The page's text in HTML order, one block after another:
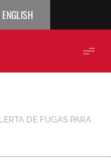
ENGLISH
DE FUGAS PARA